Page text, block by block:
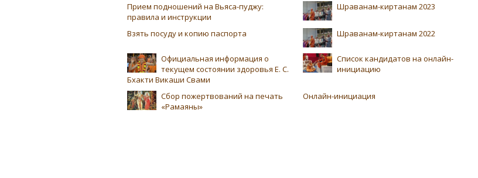
Прием подношений на Вьяса-пуджу:
правила и инструкции
Шраванам-киртанам 2023
Взять посуду и копию паспорта
Шраванам-киртанам 2022
Официальная информация о
текущем состоянии здоровья Е. С.
Бхакти Викаши Свами
Список кандидатов на онлайн-
инициацию
Сбор пожертвований на печать
«Рамаяны»
Онлайн-инициация